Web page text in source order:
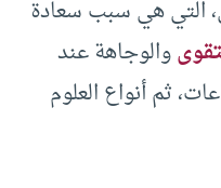
التي هي سبب سعادة
والوجاهة عند
ثم أنواع العلوم